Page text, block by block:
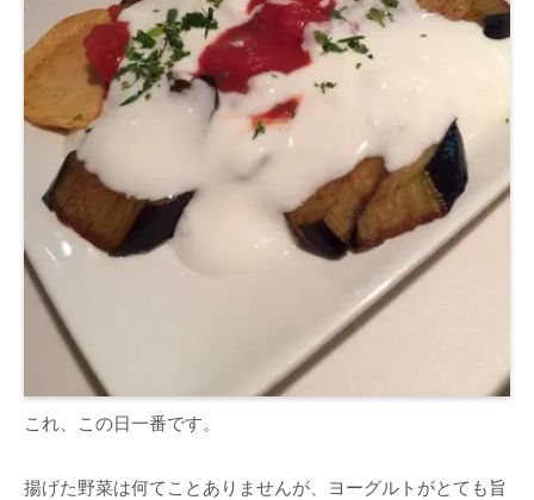
これ、この日一番です。
揚げた野菜は何てことありませんが、ヨーグルトがとても旨